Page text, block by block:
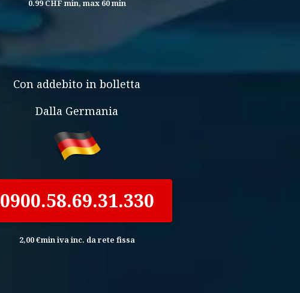
0.99 CHF min, max 60 min
Con addebito in bolletta
Dalla Germania
0900.58.69.31.330
2,00 €min iva inc. da rete fissa